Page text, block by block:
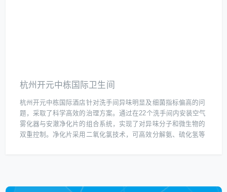
杭州开元中栋国际卫生间
杭州开元中栋国际酒店针对洗手间异味明显及细菌指标偏高的问
题，采取了科学高效的治理方案。通过在22个洗手间内安装空气
雾化器与安澈净化片的组合系统，实现了对异味分子和微生物的
双重控制。净化片采用二氧化氯技术，可高效分解氨、硫化氢等
净、舒适的如厕环境。